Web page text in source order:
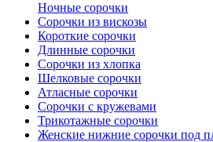
Ночные сорочки
Сорочки из вискозы
Короткие сорочки
Длинные сорочки
Сорочки из хлопка
Шелковые сорочки
Атласные сорочки
Сорочки с кружевами
Трикотажные сорочки
Женские нижние сорочки под